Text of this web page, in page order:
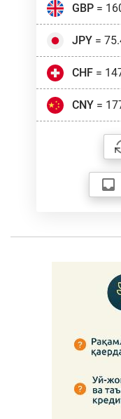
GBP=
JPY=
CHF=
CNY=